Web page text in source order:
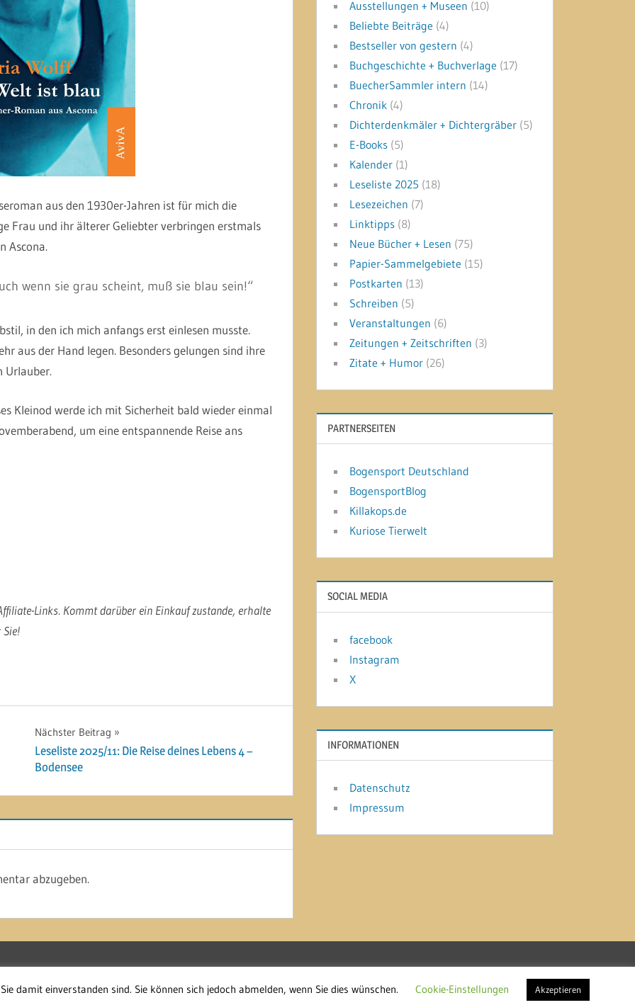
aus den 1930er-Jahren ist für mich die
Frau und ihr älterer Geliebter verbringen erstmals
Ascona.
wenn sie grau scheint, muß sie blau sein!“
in den ich mich anfangs erst einlesen musste.
aus der Hand legen. Besonders gelungen sind ihre
Urlauber.
Kleinod werde ich mit Sicherheit bald wieder einmal
um eine entspannende Reise ans
Links. Kommt darüber ein Einkauf zustande, erhalte
Nächster Beitrag
Leseliste 2025/11: Die Reise deines Lebens 4 –
Bodensee
abzugeben.
Ausstellungen + Museen (10)
Beliebte Beiträge (4)
Bestseller von gestern (4)
Buchgeschichte + Buchverlage (17)
BuecherSammler intern (14)
Chronik (4)
Dichterdenkmäler + Dichtergräber (5)
E-Books (5)
Kalender (1)
Leseliste 2025 (18)
Lesezeichen (7)
Linktipps (8)
Neue Bücher + Lesen (75)
Papier-Sammelgebiete (15)
Postkarten (13)
Schreiben (5)
Veranstaltungen (6)
Zeitungen + Zeitschriften (3)
Zitate + Humor (26)
PARTNERSEITEN
Bogensport Deutschland
BogensportBlog
Killakops.de
Kuriose Tierwelt
SOCIAL MEDIA
facebook
Instagram
X
INFORMATIONEN
Datenschutz
Impressum
damit einverstanden sind. Sie können sich jedoch abmelden, wenn Sie dies wünschen.
Cookie-Einstellungen Akzeptieren